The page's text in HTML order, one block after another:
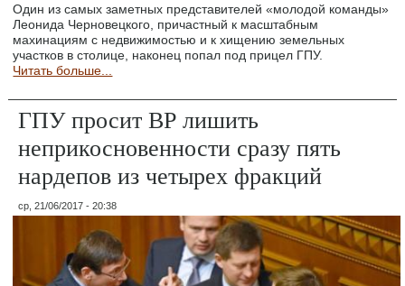
Один из самых заметных представителей «молодой команды»
Леонида Черновецкого, причастный к масштабным
махинациям с недвижимостью и к хищению земельных
участков в столице, наконец попал под прицел ГПУ.
Читать больше...
ГПУ просит ВР лишить
неприкосновенности сразу пять
нардепов из четырех фракций
ср, 21/06/2017 - 20:38